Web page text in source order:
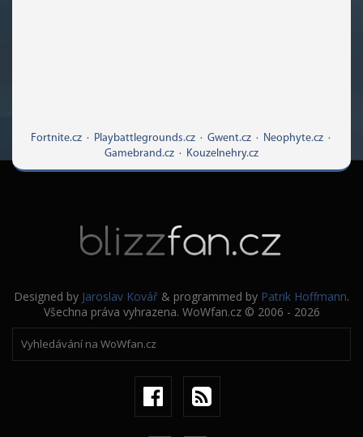
Fortnite.cz· Playbattlegrounds.cz· Gwent.cz· Neophyte.cz·
Gamebrand.cz · Kouzelnehry.cz
Designed by Jaroslav Kovář & programmed by Patrik Hoffmann.
Všechna práva vyhrazena. WoWfan.cz © 2006 - 2026